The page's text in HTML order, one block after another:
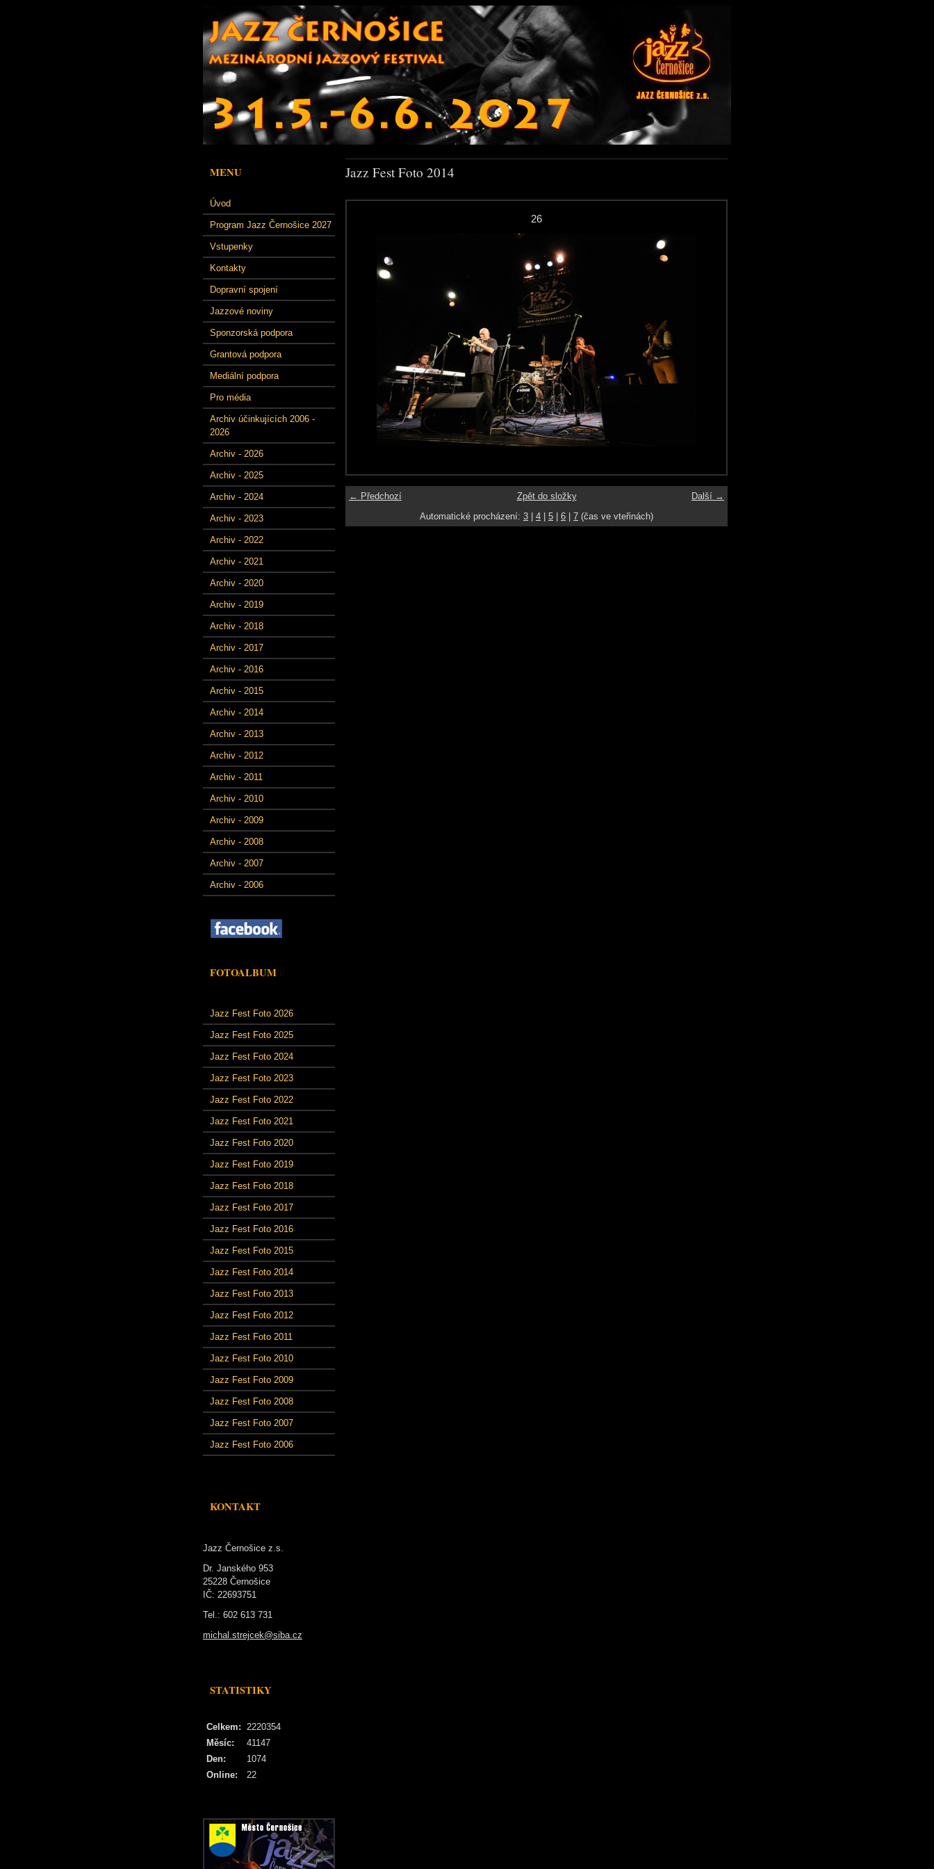
MENU
Úvod
Program Jazz Černošice 2027
Vstupenky
Kontakty
Dopravní spojení
Jazzové noviny
Sponzorská podpora
Grantová podpora
Mediální podpora
Pro média
Archiv účinkujících 2006 -
2026
Archiv - 2026
Archiv - 2025
Archiv - 2024
Archiv - 2023
Archiv - 2022
Archiv - 2021
Archiv - 2020
Archiv - 2019
Archiv - 2018
Archiv - 2017
Archiv - 2016
Archiv - 2015
Archiv - 2014
Archiv - 2013
Archiv - 2012
Archiv - 2011
Archiv - 2010
Archiv - 2009
Archiv - 2008
Archiv - 2007
Archiv - 2006
FOTOALBUM
Jazz Fest Foto 2026
Jazz Fest Foto 2025
Jazz Fest Foto 2024
Jazz Fest Foto 2023
Jazz Fest Foto 2022
Jazz Fest Foto 2021
Jazz Fest Foto 2020
Jazz Fest Foto 2019
Jazz Fest Foto 2018
Jazz Fest Foto 2017
Jazz Fest Foto 2016
Jazz Fest Foto 2015
Jazz Fest Foto 2014
Jazz Fest Foto 2013
Jazz Fest Foto 2012
Jazz Fest Foto 2011
Jazz Fest Foto 2010
Jazz Fest Foto 2009
Jazz Fest Foto 2008
Jazz Fest Foto 2007
Jazz Fest Foto 2006
KONTAKT
Jazz Černošice z.s.
Dr. Janského 953
25228 Černošice
IČ: 22693751
Tel.: 602 613 731
michal.strejcek@siba.cz
STATISTIKY
Online: 22
Celkem: 2220354
Měsíc:
41147
Den:
1074
Jazz Fest Foto 2014
26
← Předchozí Další →
Zpět do složky
Automatické procházení: 3 4 5 6 7 (čas ve vteřinách)